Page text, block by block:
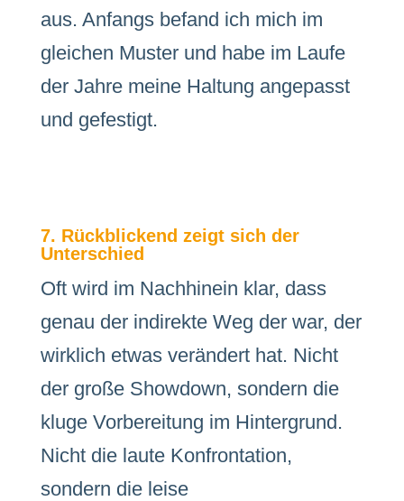
aus. Anfangs befand ich mich im
gleichen Muster und habe im Laufe
der Jahre meine Haltung angepasst
und gefestigt.
7. Rückblickend zeigt sich der
Unterschied
Oft wird im Nachhinein klar, dass
genau der indirekte Weg der war, der
wirklich etwas verändert hat. Nicht
der große Showdown, sondern die
kluge Vorbereitung im Hintergrund.
Nicht die laute Konfrontation,
sondern die leise